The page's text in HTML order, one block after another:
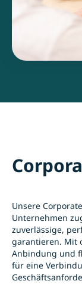
Unsere
Unternehmen
zuverlässige,
garantieren. Mit
Anbindung und
für eine